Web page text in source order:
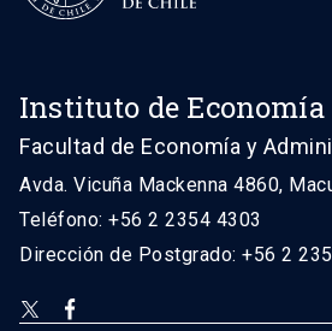
Instituto de Economía
Facultad de Economía y
Avda. Vicuña Mackenna 4860,
Teléfono: +56 2 2354 4303
Dirección de Postgrado: +56 2